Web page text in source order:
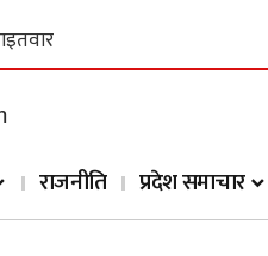
राजनीति प्रदेश समाचार